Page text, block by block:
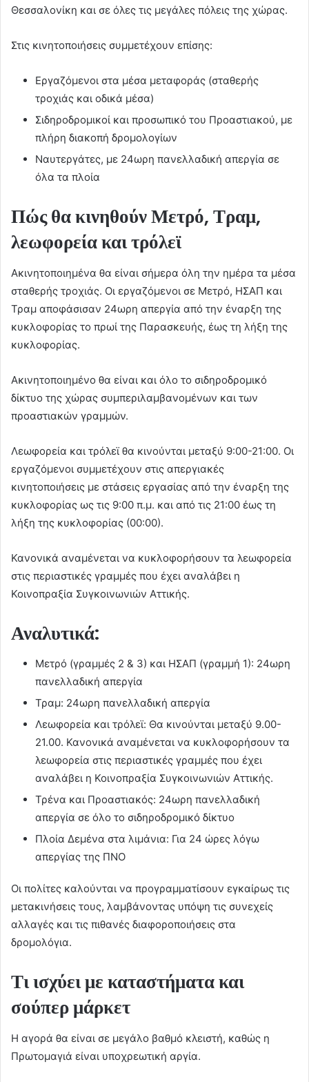
Θεσσαλονίκη και σε όλες τις μεγάλες πόλεις της χώρας.
Στις κινητοποιήσεις συμμετέχουν επίσης:
Εργαζόμενοι στα μέσα μεταφοράς (σταθερής
τροχιάς και οδικά μέσα)
Σιδηροδρομικοί και προσωπικό του Προαστιακού, με
πλήρη διακοπή δρομολογίων
Ναυτεργάτες, με 24ωρη πανελλαδική απεργία σε
όλα τα πλοία
Πώς θα κινηθούν Μετρό, Τραμ,
λεωφορεία και τρόλεϊ
Aκινητοποιημένα θα είναι σήμερα όλη την ημέρα τα μέσα
σταθερής τροχιάς. Οι εργαζόμενοι σε Μετρό, ΗΣΑΠ και
Τραμ αποφάσισαν 24ωρη απεργία από την έναρξη της
κυκλοφορίας το πρωί της Παρασκευής, έως τη λήξη της
κυκλοφορίας.
Ακινητοποιημένο θα είναι και όλο το σιδηροδρομικό
δίκτυο της χώρας συμπεριλαμβανομένων και των
προαστιακών γραμμών.
Λεωφορεία και τρόλεϊ θα κινούνται μεταξύ 9:00-21:00. Οι
εργαζόμενοι συμμετέχουν στις απεργιακές
κινητοποιήσεις με στάσεις εργασίας από την έναρξη της
κυκλοφορίας ως τις 9:00 π.μ. και από τις 21:00 έως τη
λήξη της κυκλοφορίας (00:00).
Κανονικά αναμένεται να κυκλοφορήσουν τα λεωφορεία
στις περιαστικές γραμμές που έχει αναλάβει η
Κοινοπραξία Συγκοινωνιών Αττικής.
Αναλυτικά:
Μετρό (γραμμές 2 & 3) και ΗΣΑΠ (γραμμή 1): 24ωρη
πανελλαδική απεργία
Τραμ: 24ωρη πανελλαδική απεργία
Λεωφορεία και τρόλεϊ: Θα κινούνται μεταξύ 9.00-
21.00. Κανονικά αναμένεται να κυκλοφορήσουν τα
λεωφορεία στις περιαστικές γραμμές που έχει
αναλάβει η Κοινοπραξία Συγκοινωνιών Αττικής.
Τρένα και Προαστιακός: 24ωρη πανελλαδική
απεργία σε όλο το σιδηροδρομικό δίκτυο
Πλοία Δεμένα στα λιμάνια: Για 24 ώρες λόγω
απεργίας της ΠΝΟ
Οι πολίτες καλούνται να προγραμματίσουν εγκαίρως τις
μετακινήσεις τους, λαμβάνοντας υπόψη τις συνεχείς
αλλαγές και τις πιθανές διαφοροποιήσεις στα
δρομολόγια.
Τι ισχύει με καταστήματα και
σούπερ μάρκετ
Η αγορά θα είναι σε μεγάλο βαθμό κλειστή, καθώς η
Πρωτομαγιά είναι υποχρεωτική αργία.